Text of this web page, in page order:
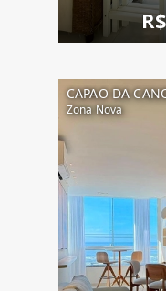
CAPAO DA
Zona Nova